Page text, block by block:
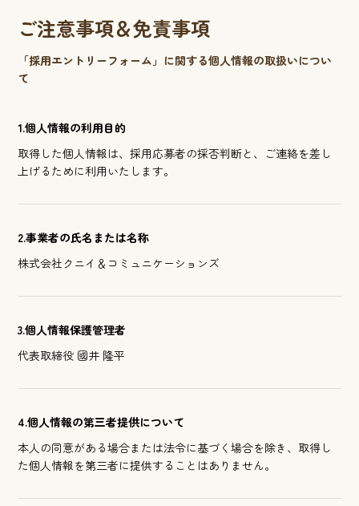
ご注意事項＆免責事項
「採用エントリーフォーム」に関する個人情報の取扱いについ
て
1.個人情報の利用目的
取得した個人情報は、採用応募者の採否判断と、ご連絡を差し
上げるために利用いたします。
2.事業者の氏名または名称
株式会社クニイ＆コミュニケーションズ
3.個人情報保護管理者
代表取締役 國井 隆平
4.個人情報の第三者提供について
本人の同意がある場合または法令に基づく場合を除き、取得し
た個人情報を第三者に提供することはありません。